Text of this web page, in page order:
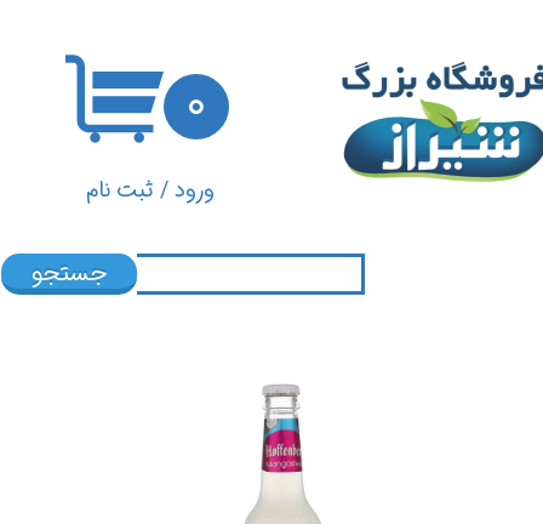
ورود/ ثبت نام
تغییر گذر واژه
سفارشات
۰
جستجو